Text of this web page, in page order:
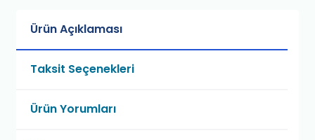
Ürün Açıklaması
Taksit Seçenekleri
Ürün Yorumları